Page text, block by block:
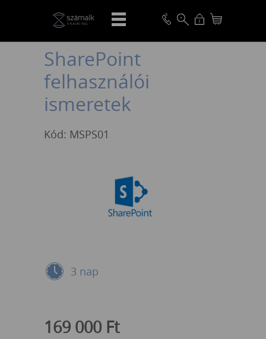
VISSZA
SharePoint
felhasználói
ismeretek
Kód: MSPS01
3 nap
169 000 Ft